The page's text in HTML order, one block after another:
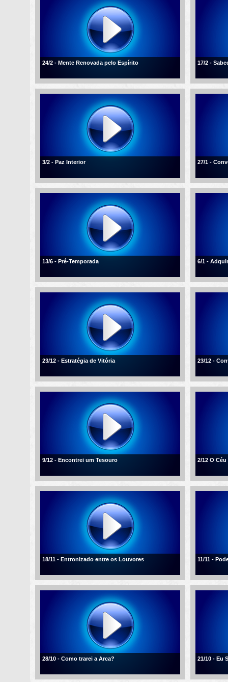
24/2 - Mente Renovada pelo Espírito 17/2 -
3/2 - Paz Interior 27/1 -
13/6 - Pré-Temporada 6/1 -
23/12 - Estratégia de Vitória 23/12 -
9/12 - Encontrei um Tesouro 2/12 O
18/11 - Entronizado entre os Louvores 11/11 -
28/10 - Como trarei a Arca? 21/10 - Eu